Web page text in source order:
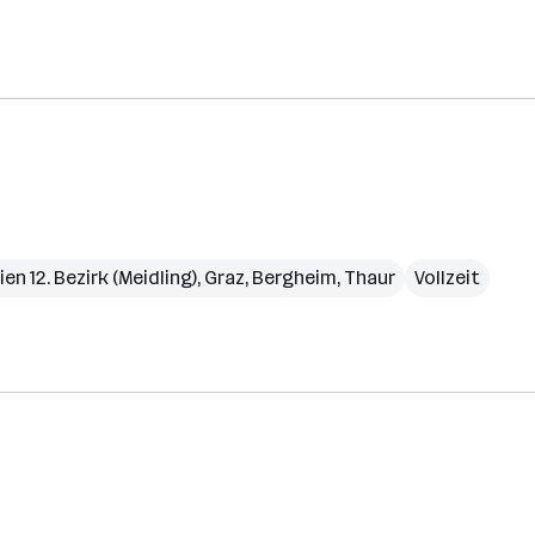
12. Bezirk (Meidling), Graz, Bergheim, Thaur
Vollzeit